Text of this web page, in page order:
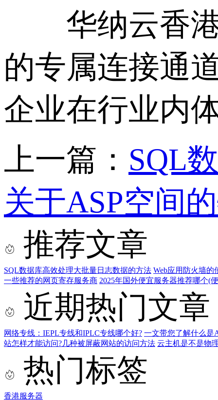
华纳云香港
的专属连接通
企业在行业内
上一篇： SQL
关于ASP空间
推荐文章
SQL数据库高效处理大批量日志数据的方法 Web应用防火墙的
一些推荐的网页寄存服务商 2025年国外便宜服务器推荐哪个(
近期热门文章
网络专线：IEPL专线和IPLC专线哪个好? 一文带您了解什么是
站怎样才能访问?几种被屏蔽网站的访问方法 云主机是不是物
热门标签
香港服务器